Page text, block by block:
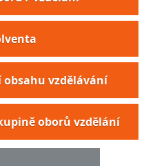
obsahu vzdělávání
oborů vzdělání